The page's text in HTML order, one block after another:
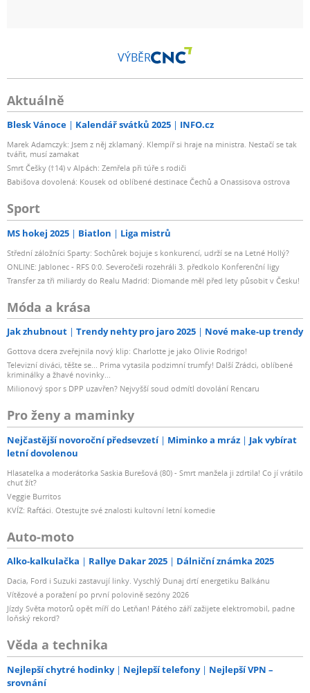
VÝBĚR
Aktuálně
Blesk Vánoce Kalendář svátků 2025 INFO.cz
Marek Adamczyk: Jsem z něj zklamaný. Klempíř si hraje na ministra. Nestačí se tak
tvářit, musí zamakat
Smrt Češky (†14) v Alpách: Zemřela při túře s rodiči
Babišova dovolená: Kousek od oblíbené destinace Čechů a Onassisova ostrova
Sport
MS hokej 2025 Biatlon Liga mistrů
Střední záložníci Sparty: Sochůrek bojuje s konkurencí, udrží se na Letné Hollý?
ONLINE: Jablonec - RFS 0:0. Severočeši rozehráli 3. předkolo Konferenční ligy
Transfer za tři miliardy do Realu Madrid: Diomande měl před lety působit v Česku!
Móda a krása
Jak zhubnout Trendy nehty pro jaro 2025 Nové make-up trendy
Gottova dcera zveřejnila nový klip: Charlotte je jako Olivie Rodrigo!
Televizní diváci, těšte se... Prima vytasila podzimní trumfy! Další Zrádci, oblíbené
kriminálky a žhavé novinky...
Milionový spor s DPP uzavřen? Nejvyšší soud odmítl dovolání Rencaru
Pro ženy a maminky
Nejčastější novoroční předsevzetí Miminko a mráz
Jak vybírat
letní dovolenou
Hlasatelka a moderátorka Saskia Burešová (80) - Smrt manžela ji zdrtila! Co jí vrátilo
chuť žít?
Veggie Burritos
KVÍZ: Rafťáci. Otestujte své znalosti kultovní letní komedie
Auto-moto
Alko-kalkulačka Rallye Dakar 2025 Dálniční známka 2025
Dacia, Ford i Suzuki zastavují linky. Vyschlý Dunaj drtí energetiku Balkánu
Vítězové a poražení po první polovině sezóny 2026
Jízdy Světa motorů opět míří do Letňan! Pátého září zažijete elektromobil, padne
loňský rekord?
Věda a technika
Nejlepší chytré hodinky Nejlepší telefony
Nejlepší VPN –
srovnání